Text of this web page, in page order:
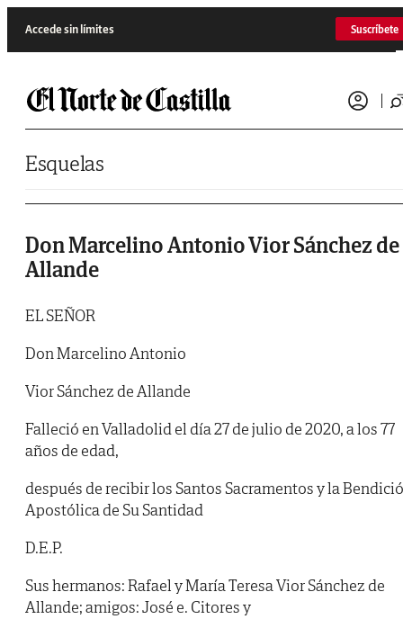
Accede sin límites Suscríbete
Esquelas
Don Marcelino Antonio Vior Sánchez de
Allande
EL SEÑOR
Don Marcelino Antonio
Vior Sánchez de Allande
Falleció en Valladolid el día 27 de julio de 2020, a los 77
años de edad,
después de recibir los Santos Sacramentos y la
Apostólica de Su Santidad
D.E.P.
Sus hermanos: Rafael y María Teresa Vior Sánchez de
Allande; amigos: José e. Citores y